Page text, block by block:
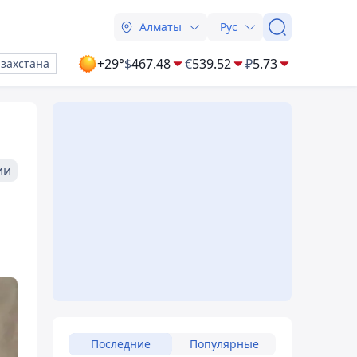
Алматы Рус
+29°$467.48 €539.52 ₽5.73
Последние Популярные